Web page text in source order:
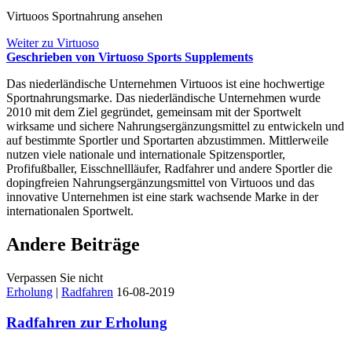
Virtuoos Sportnahrung ansehen
Weiter zu Virtuoso
Geschrieben von Virtuoso Sports Supplements
Das niederländische Unternehmen Virtuoos ist eine hochwertige
Sportnahrungsmarke. Das niederländische Unternehmen wurde
2010 mit dem Ziel gegründet, gemeinsam mit der Sportwelt
wirksame und sichere Nahrungsergänzungsmittel zu entwickeln und
auf bestimmte Sportler und Sportarten abzustimmen. Mittlerweile
nutzen viele nationale und internationale Spitzensportler,
Profifußballer, Eisschnellläufer, Radfahrer und andere Sportler die
dopingfreien Nahrungsergänzungsmittel von Virtuoos und das
innovative Unternehmen ist eine stark wachsende Marke in der
internationalen Sportwelt.
Andere Beiträge
Verpassen Sie nicht
Erholung | Radfahren 16-08-2019
Radfahren zur Erholung